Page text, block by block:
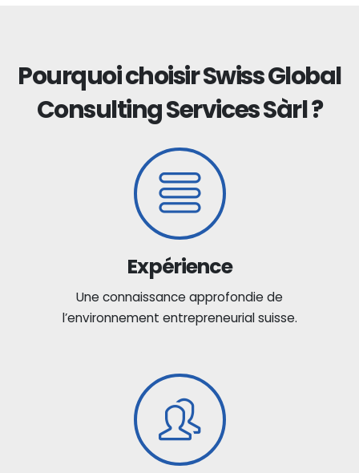
Pourquoi choisir Swiss Global
Consulting Services Sàrl ?
Expérience
Une connaissance approfondie de
l’environnement entrepreneurial suisse.